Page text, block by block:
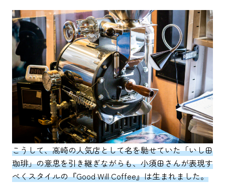
こうして、高崎の人気店として名を馳せていた「いし田
珈琲」の意思を引き継ぎながらも、小須田さんが表現す
べくスタイルの『Good Will Coffee』は生まれました。